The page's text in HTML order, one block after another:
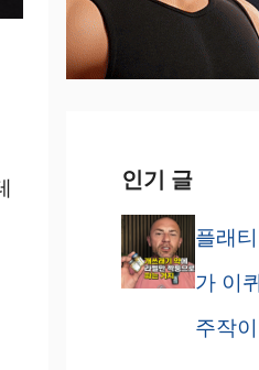
인기 글
플래
가 이
주작